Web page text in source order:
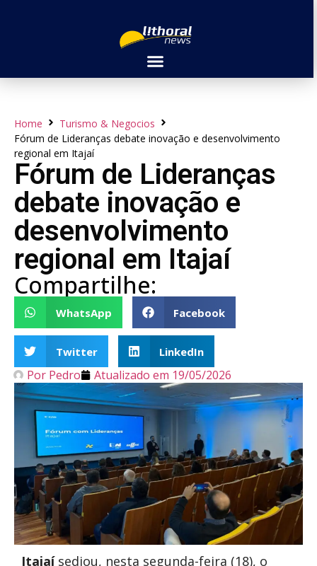
Home
Turismo & Negocios
Fórum de Lideranças debate inovação e desenvolvimento
regional em Itajaí
Fórum de Lideranças
debate inovação e
desenvolvimento
regional em Itajaí
Compartilhe:
WhatsApp Facebook
Twitter LinkedIn
Por Pedro Atualizado em 19/05/2026
Itajaísediou, nesta segunda-feira (18), o